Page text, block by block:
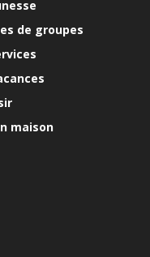
de groupes
maison